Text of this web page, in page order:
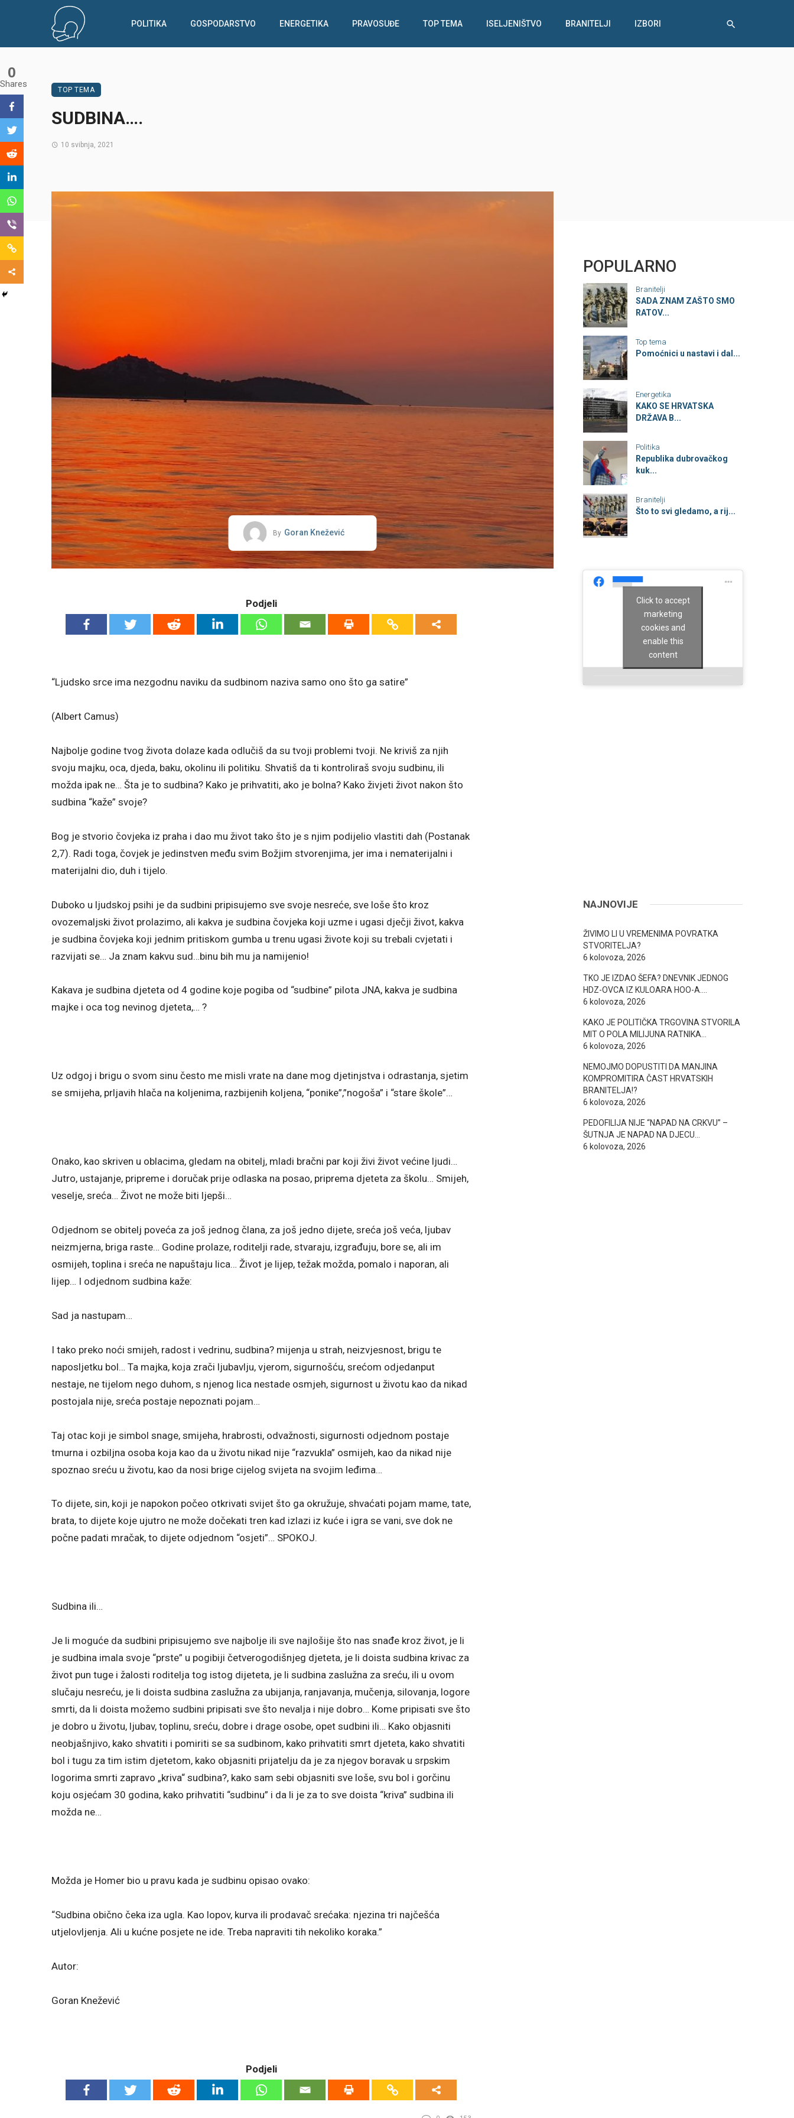
POLITIKA GOSPODARSTVO ENERGETIKA PRAVOSUĐE TOP TEMA ISELJENIŠTVO BRANITELJI IZBORI
TOP TEMA
SUDBINA….
10 svibnja, 2021
By Goran Knežević
Podjeli
“Ljudsko srce ima nezgodnu naviku da sudbinom naziva samo ono što ga satire”
(Albert Camus)
Najbolje godine tvog života dolaze kada odlučiš da su tvoji problemi tvoji. Ne kriviš za njih
svoju majku, oca, djeda, baku, okolinu ili politiku. Shvatiš da ti kontroliraš svoju sudbinu, ili
možda ipak ne… Šta je to sudbina? Kako je prihvatiti, ako je bolna? Kako živjeti život nakon što
sudbina “kaže” svoje?
Bog je stvorio čovjeka iz praha i dao mu život tako što je s njim podijelio vlastiti dah (Postanak
2,7). Radi toga, čovjek je jedinstven među svim Božjim stvorenjima, jer ima i nematerijalni i
materijalni dio, duh i tijelo.
Duboko u ljudskoj psihi je da sudbini pripisujemo sve svoje nesreće, sve loše što kroz
ovozemaljski život prolazimo, ali kakva je sudbina čovjeka koji uzme i ugasi dječji život, kakva
je sudbina čovjeka koji jednim pritiskom gumba u trenu ugasi živote koji su trebali cvjetati i
razvijati se… Ja znam kakvu sud…binu bih mu ja namijenio!
Kakava je sudbina djeteta od 4 godine koje pogiba od “sudbine” pilota JNA, kakva je sudbina
majke i oca tog nevinog djeteta,… ?
Uz odgoj i brigu o svom sinu često me misli vrate na dane mog djetinjstva i odrastanja, sjetim
se smijeha, prljavih hlača na koljenima, razbijenih koljena, “ponike”,”nogoša” i “stare škole”…
Onako, kao skriven u oblacima, gledam na obitelj, mladi bračni par koji živi život većine ljudi…
Jutro, ustajanje, pripreme i doručak prije odlaska na posao, priprema djeteta za školu… Smijeh,
veselje, sreća… Život ne može biti ljepši…
Odjednom se obitelj poveća za još jednog člana, za još jedno dijete, sreća još veća, ljubav
neizmjerna, briga raste… Godine prolaze, roditelji rade, stvaraju, izgrađuju, bore se, ali im
osmijeh, toplina i sreća ne napuštaju lica… Život je lijep, težak možda, pomalo i naporan, ali
lijep… I odjednom sudbina kaže:
Sad ja nastupam…
I tako preko noći smijeh, radost i vedrinu, sudbina? mijenja u strah, neizvjesnost, brigu te
naposljetku bol… Ta majka, koja zrači ljubavlju, vjerom, sigurnošću, srećom odjedanput
nestaje, ne tijelom nego duhom, s njenog lica nestade osmjeh, sigurnost u životu kao da nikad
postojala nije, sreća postaje nepoznati pojam…
Taj otac koji je simbol snage, smijeha, hrabrosti, odvažnosti, sigurnosti odjednom postaje
tmurna i ozbiljna osoba koja kao da u životu nikad nije “razvukla” osmijeh, kao da nikad nije
spoznao sreću u životu, kao da nosi brige cijelog svijeta na svojim leđima…
To dijete, sin, koji je napokon počeo otkrivati svijet što ga okružuje, shvaćati pojam mame, tate,
brata, to dijete koje ujutro ne može dočekati tren kad izlazi iz kuće i igra se vani, sve dok ne
počne padati mračak, to dijete odjednom “osjeti”… SPOKOJ.
Sudbina ili…
Je li moguće da sudbini pripisujemo sve najbolje ili sve najlošije što nas snađe kroz život, je li
je sudbina imala svoje “prste” u pogibiji četverogodišnjeg djeteta, je li doista sudbina krivac za
život pun tuge i žalosti roditelja tog istog dijeteta, je li sudbina zaslužna za sreću, ili u ovom
slučaju nesreću, je li doista sudbina zaslužna za ubijanja, ranjavanja, mučenja, silovanja, logore
smrti, da li doista možemo sudbini pripisati sve što nevalja i nije dobro… Kome pripisati sve što
je dobro u životu, ljubav, toplinu, sreću, dobre i drage osobe, opet sudbini ili… Kako objasniti
neobjašnjivo, kako shvatiti i pomiriti se sa sudbinom, kako prihvatiti smrt djeteta, kako shvatiti
bol i tugu za tim istim djetetom, kako objasniti prijatelju da je za njegov boravak u srpskim
logorima smrti zapravo „kriva“ sudbina?, kako sam sebi objasniti sve loše, svu bol i gorčinu
koju osjećam 30 godina, kako prihvatiti “sudbinu” i da li je za to sve doista “kriva” sudbina ili
možda ne…
Možda je Homer bio u pravu kada je sudbinu opisao ovako:
“Sudbina obično čeka iza ugla. Kao lopov, kurva ili prodavač srećaka: njezina tri najčešća
utjelovljenja. Ali u kućne posjete ne ide. Treba napraviti tih nekoliko koraka.”
Autor:
Goran Knežević
Podjeli
0
Shares
POPULARNO
Branitelji
SADA ZNAM ZAŠTO SMO
RATOV...
Top tema
Pomoćnici u nastavi i dal...
Energetika
KAKO SE HRVATSKA
DRŽAVA B...
Politika
Republika dubrovačkog
kuk...
Branitelji
Što to svi gledamo, a rij...
Click to accept
marketing
cookies and
enable this
content
NAJNOVIJE
ŽIVIMO LI U VREMENIMA POVRATKA
STVORITELJA?
6 kolovoza, 2026
TKO JE IZDAO ŠEFA? DNEVNIK JEDNOG
HDZ-OVCA IZ KULOARA HOO-A….
6 kolovoza, 2026
KAKO JE POLITIČKA TRGOVINA STVORILA
MIT O POLA MILIJUNA RATNIKA…
6 kolovoza, 2026
NEMOJMO DOPUSTITI DA MANJINA
KOMPROMITIRA ČAST HRVATSKIH
BRANITELJA!?
6 kolovoza, 2026
PEDOFILIJA NIJE “NAPAD NA CRKVU” –
ŠUTNJA JE NAPAD NA DJECU…
6 kolovoza, 2026